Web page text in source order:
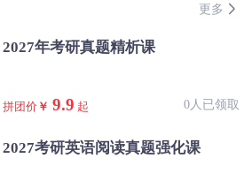
更多
2027年考研真题精析课
拼团价 ￥ 9.9 起 0人已领取
2027考研英语阅读真题强化课